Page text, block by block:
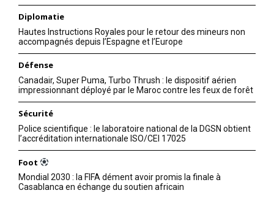
Diplomatie
Hautes Instructions Royales pour le retour des mineurs non
accompagnés depuis l’Espagne et l’Europe
Défense
Canadair, Super Puma, Turbo Thrush : le dispositif aérien
impressionnant déployé par le Maroc contre les feux de forêt
Sécurité
Police scientifique : le laboratoire national de la DGSN obtient
l’accréditation internationale ISO/CEI 17025
Foot
Mondial 2030 : la FIFA dément avoir promis la finale à
Casablanca en échange du soutien africain